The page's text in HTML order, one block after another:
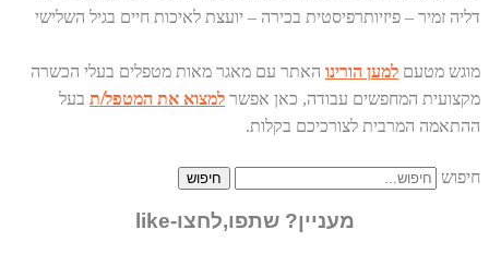
דליה זמיר – פיזיותרפיסטית בכירה – יועצת לאיכות חיים בגיל השלישי
מוגש מטעם למען הורינו האתר עם מאגר מאות מטפלים בעלי הכשרה
מקצועית המחפשים עבודה, כאן אפשר למצוא את המטפל/ת בעל
ההתאמה המרבית לצורכיכם בקלות.
חיפוש חיפוש
מעניין? שתפו,לחצו-like